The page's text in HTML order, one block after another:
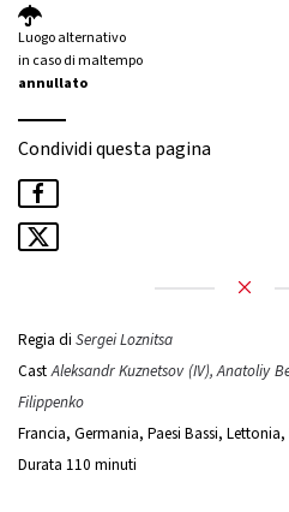
Luogo alternativo
in caso di maltempo
annullato
Condividi questa pagina
Regia di Sergei Loznitsa
CastAleksandr Kuznetsov (IV), Anatoliy
Filippenko
Francia, Germania, Paesi Bassi,
Durata 110 minuti